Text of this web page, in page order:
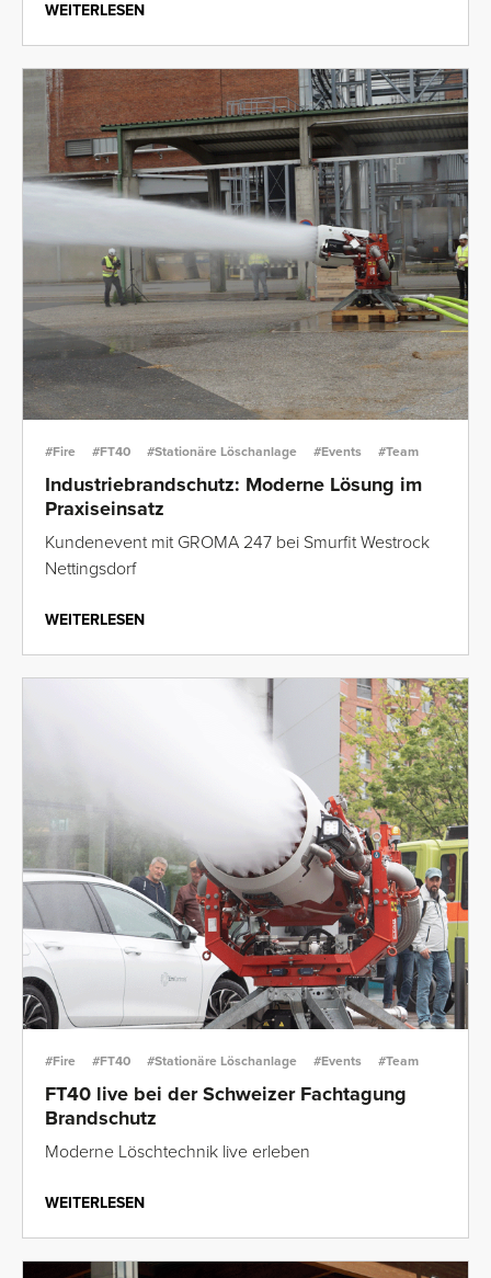
WEITERLESEN
#Fire #FT40 #Stationäre Löschanlage #Events #Team
Industriebrandschutz: Moderne Lösung im
Praxiseinsatz
Kundenevent mit GROMA 247 bei Smurfit Westrock
Nettingsdorf
WEITERLESEN
#Fire #FT40 #Stationäre Löschanlage #Events #Team
FT40 live bei der Schweizer Fachtagung
Brandschutz
Moderne Löschtechnik live erleben
WEITERLESEN